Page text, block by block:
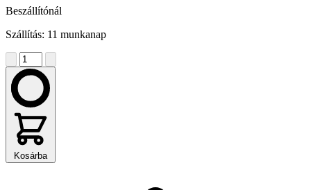
Beszállítónál
Szállítás: 11 munkanap
Kosárba